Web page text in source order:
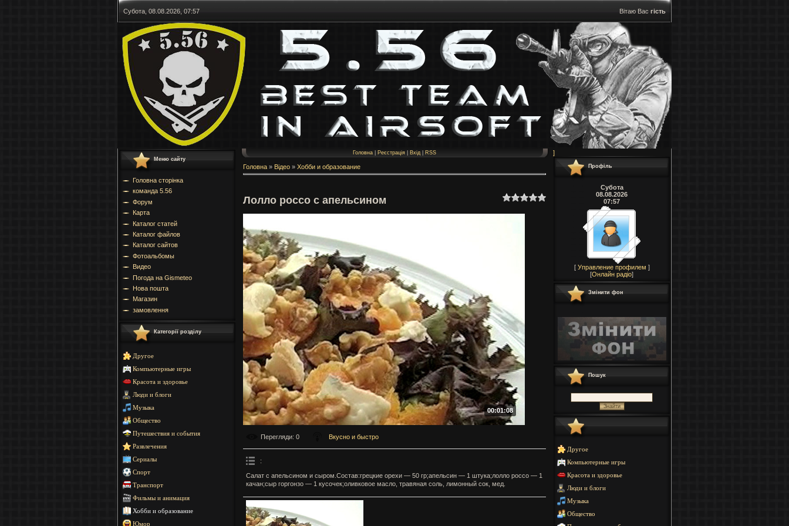
Субота, 08.08.2026, 07:57 Вітаю Вас гість
Меню сайту
Головна сторінка
команда 5.56
Форум
Карта
Каталог статей
Каталог файлов
Каталог сайтов
Фотоальбомы
Видео
Погода на Gismeteo
Нова пошта
Магазин
замовлення
Категорії розділу
Другое
Компьютерные игры
Красота и здоровье
Люди и блоги
Музыка
Общество
Путешествия и события
Развлечения
Сериалы
Спорт
Транспорт
Фильмы и анимация
Хобби и образование
Юмор
Головна Реєстрація Вхід RSS
Головна » Відео » Хобби и образование
Лолло россо с апельсином
00:01:08
Перегляди: 0 Вкусно и быстро
:
Салат с апельсином и сыром.Состав:грецкие орехи — 50 гр;апельсин — 1 штука;лолло россо — 1
качан;сыр горгонзо — 1 кусочек;оливковое масло, травяная соль, лимонный сок, мед.
]
Профіль
Субота
08.08.2026
07:57
[ Управление профилем ]
[Онлайн радіо]
Змінити фон
Пошук
Другое
Компьютерные игры
Красота и здоровье
Люди и блоги
Музыка
Общество